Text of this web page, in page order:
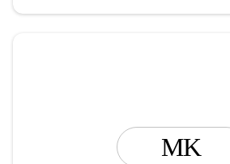
MK